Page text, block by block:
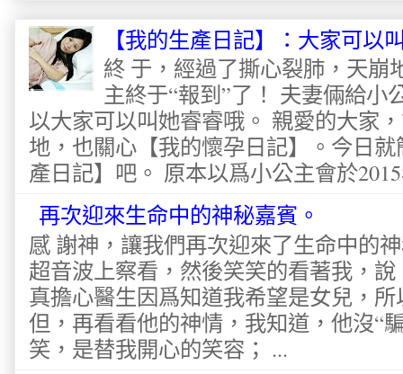
【我的生產日記】：大家可以
終 于，經過了撕心裂肺，天崩
主終于“報到”了！ 夫妻倆給小
以大家可以叫她睿睿哦。 親愛的大家
地，也關心【我的懷孕日記】。今日
產日記】吧。 原本以爲小公主會於
再次迎來生命中的神秘嘉賓。
感 謝神，讓我們再次迎來了生命中的
超音波上察看，然後笑笑的看著我，
真擔心醫生因爲知道我希望是女兒，
但，再看看他的神情，我知道，他沒“
笑，是替我開心的笑容； ...